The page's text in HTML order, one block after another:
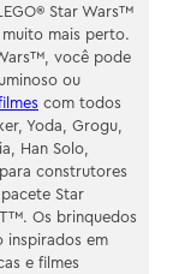
Star Wars™
mais perto.
você pode
ou
com todos
Yoda, Grogu,
Han Solo,
construtores
Star
Os brinquedos
inspirados em
e filmes